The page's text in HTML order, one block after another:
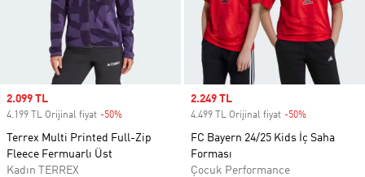
Sale price
2.099 TL
4.199 TL Orijinal fiyat -50%
Terrex Multi Printed Full-Zip
Fleece Fermuarlı Üst
Kadın TERREX
Sale price
2.249 TL
4.499 TL Orijinal fiyat -50%
FC Bayern 24/25 Kids İç Saha
Forması
Çocuk Performance